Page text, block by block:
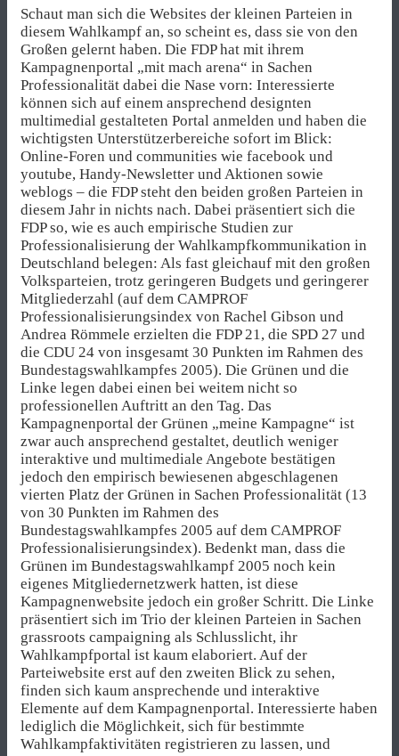
Schaut man sich die Websites der kleinen Parteien in
diesem Wahlkampf an, so scheint es, dass sie von den
Großen gelernt haben. Die FDP hat mit ihrem
Kampagnenportal „mit mach arena“ in Sachen
Professionalität dabei die Nase vorn: Interessierte
können sich auf einem ansprechend designten
multimedial gestalteten Portal anmelden und haben die
wichtigsten Unterstützerbereiche sofort im Blick:
Online-Foren und communities wie facebook und
youtube, Handy-Newsletter und Aktionen sowie
weblogs – die FDP steht den beiden großen Parteien in
diesem Jahr in nichts nach. Dabei präsentiert sich die
FDP so, wie es auch empirische Studien zur
Professionalisierung der Wahlkampfkommunikation in
Deutschland belegen: Als fast gleichauf mit den großen
Volksparteien, trotz geringeren Budgets und geringerer
Mitgliederzahl (auf dem CAMPROF
Professionalisierungsindex von Rachel Gibson und
Andrea Römmele erzielten die FDP 21, die SPD 27 und
die CDU 24 von insgesamt 30 Punkten im Rahmen des
Bundestagswahlkampfes 2005). Die Grünen und die
Linke legen dabei einen bei weitem nicht so
professionellen Auftritt an den Tag. Das
Kampagnenportal der Grünen „meine Kampagne“ ist
zwar auch ansprechend gestaltet, deutlich weniger
interaktive und multimediale Angebote bestätigen
jedoch den empirisch bewiesenen abgeschlagenen
vierten Platz der Grünen in Sachen Professionalität (13
von 30 Punkten im Rahmen des
Bundestagswahlkampfes 2005 auf dem CAMPROF
Professionalisierungsindex). Bedenkt man, dass die
Grünen im Bundestagswahlkampf 2005 noch kein
eigenes Mitgliedernetzwerk hatten, ist diese
Kampagnenwebsite jedoch ein großer Schritt. Die Linke
präsentiert sich im Trio der kleinen Parteien in Sachen
grassroots campaigning als Schlusslicht, ihr
Wahlkampfportal ist kaum elaboriert. Auf der
Parteiwebsite erst auf den zweiten Blick zu sehen,
finden sich kaum ansprechende und interaktive
Elemente auf dem Kampagnenportal. Interessierte haben
lediglich die Möglichkeit, sich für bestimmte
Wahlkampfaktivitäten registrieren zu lassen, und